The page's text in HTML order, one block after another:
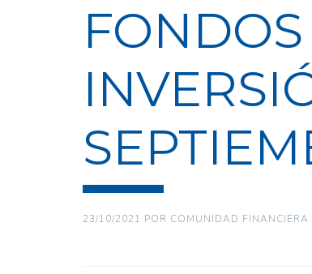
23/10/2021 POR COMUNIDAD FINANCIERA